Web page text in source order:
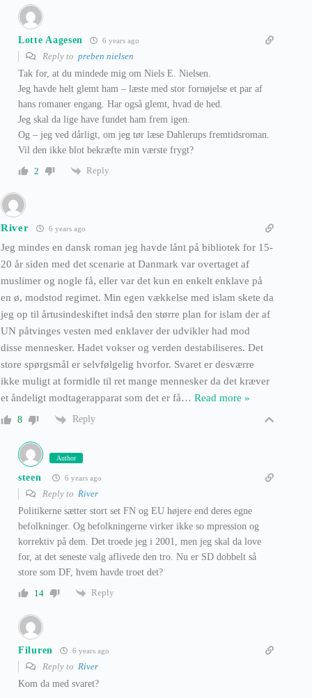
Lotte Aagesen 6 years ago
Reply to preben nielsen
Tak for, at du mindede mig om Niels E. Nielsen.
Jeg havde helt glemt ham – læste med stor fornøjelse et par af
hans romaner engang. Har også glemt, hvad de hed.
Jeg skal da lige have fundet ham frem igen.
Og – jeg ved dårligt, om jeg tør læse Dahlerups fremtidsroman.
Vil den ikke blot bekræfte min værste frygt?
2
Reply
River 6 years ago
Jeg mindes en dansk roman jeg havde lånt på bibliotek for 15-
20 år siden med det scenarie at Danmark var overtaget af
muslimer og nogle få, eller var det kun en enkelt enklave på
en ø, modstod regimet. Min egen vækkelse med islam skete da
jeg op til årtusindeskiftet indså den større plan for islam der af
UN påtvinges vesten med enklaver der udvikler had mod
disse mennesker. Hadet vokser og verden destabiliseres. Det
store spørgsmål er selvfølgelig hvorfor. Svaret er desværre
ikke muligt at formidle til ret mange mennesker da det kræver
et åndeligt modtagerapparat som det er få… Read more »
8 Reply
Author
steen 6 years ago
Reply to River
Politikerne sætter stort set FN og EU højere end deres egne
befolkninger. Og befolkningerne virker ikke so mpression og
korrektiv på dem. Det troede jeg i 2001, men jeg skal da love
for, at det seneste valg aflivede den tro. Nu er SD dobbelt så
store som DF, hvem havde troet det?
14
Reply
Filuren 6 years ago
Reply to River
Kom da med svaret?